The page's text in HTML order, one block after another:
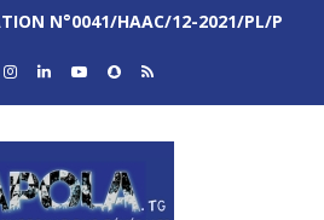
N°0041/HAAC/12-2021/PL/P